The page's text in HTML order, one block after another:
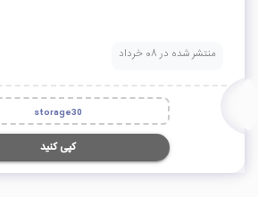
منتشر شده در 08 خرداد
storage30
کپی کنید